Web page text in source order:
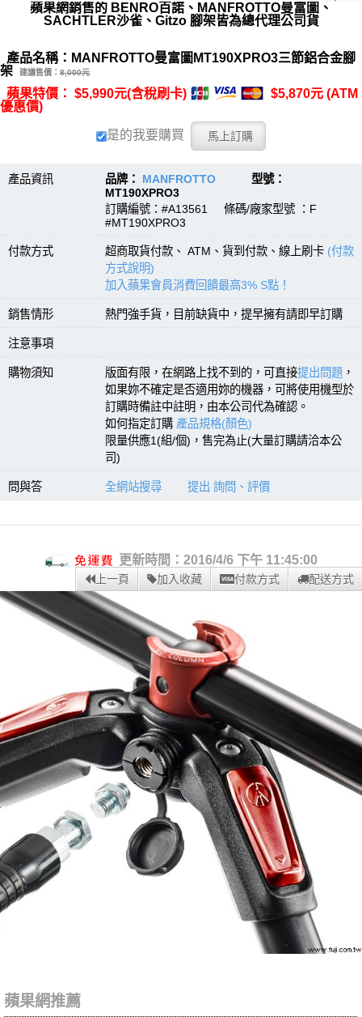
蘋果網銷售的 BENRO百諾、MANFROTTO曼富圖、
SACHTLER沙雀、Gitzo 腳架皆為總代理公司貨
產品名稱：MANFROTTO曼富圖MT190XPRO3三節鋁合金腳
架
建議售價： 8,000元
蘋果特價： $5,990元(含稅刷卡)
$5,870元 (ATM
優惠價)
是的我要購買
產品資訊 品牌： MANFROTTO 型號：
MT190XPRO3
訂購編號：#A13561 條碼/廠家型號 ：F
#MT190XPRO3
付款方式 超商取貨付款、 ATM、貨到付款、線上刷卡 (付款
方式說明)
加入蘋果會員消費回饋最高3% S點！
銷售情形 熱門強手貨，目前缺貨中，提早擁有請即早訂購
注意事項
購物須知 版面有限，在網路上找不到的，可直接提出問題 ，
如果妳不確定是否適用妳的機器，可將使用機型於
訂購時備註中註明，由本公司代為確認。
如何指定訂購 產品規格(顏色)
限量供應1(組/個)，售完為止(大量訂購請洽本公
司)
問與答 全網站搜尋 提出 詢問、評價
更新時間：2016/4/6 下午 11:45:00
上一頁 加入收藏 付款方式 配送方式
蘋果網推薦